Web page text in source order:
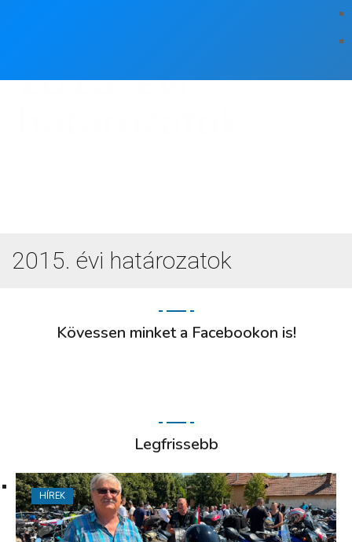
2015. évi
2015. évi határozatok
Kövessen minket a Facebookon is!
Legfrissebb
HÍREK